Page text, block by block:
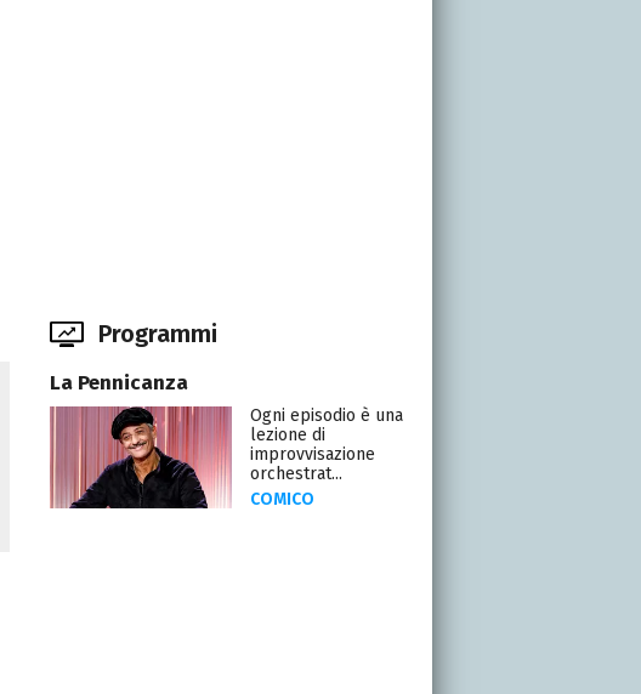
Programmi
La Pennicanza
Ogni episodio è una
lezione di
improvvisazione
orchestrat...
COMICO